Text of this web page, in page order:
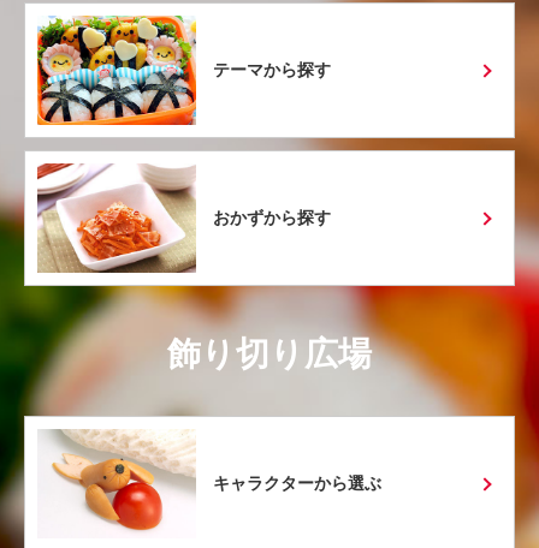
テーマから探す
おかずから探す
飾り切り広場
キャラクターから選ぶ